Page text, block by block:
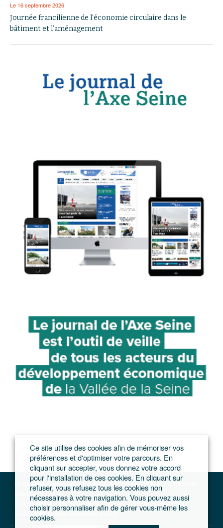
Le 16 septembre 2026
Journée francilienne de l’économie circulaire dans le
bâtiment et l’aménagement
Le journal du Grand Paris – L'actualité du développement de l'Ile-de-France
Collectivités
A. Cocquière (Institut Paris Region) : « Les PLU et PLUI ne devront pas
contrarier les grandes orientations du Scot »
Ce site utilise des cookies afin de mémoriser vos
préférences et d'optimiser votre parcours. En
cliquant sur accepter, vous donnez votre accord
pour l'installation de ces cookies. En cliquant sur
refuser, vous refusez tous les cookies non
nécessaires à votre navigation. Vous pouvez aussi
choisir personnaliser afin de gérer vous-même les
cookies.